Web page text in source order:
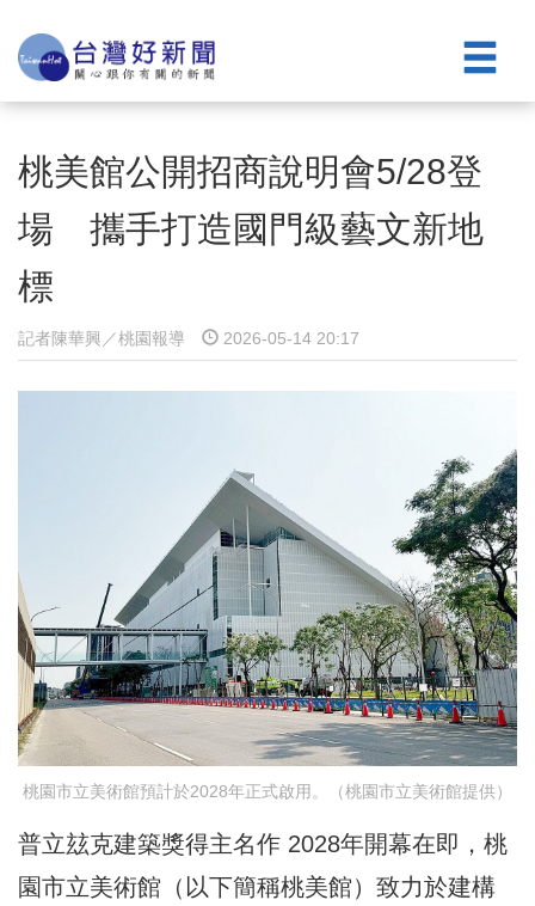
桃美館公開招商說明會5/28登
場 攜手打造國門級藝文新地
標
記者陳華興／桃園報導 2026-05-14 20:17
桃園市立美術館預計於2028年正式啟用。（桃園市立美術館提供）
普立玆克建築獎得主名作 2028年開幕在即，桃
園市立美術館（以下簡稱桃美館）致力於建構